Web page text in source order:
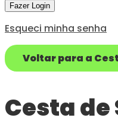
Fazer Login
Esqueci minha senha
Voltar para a
Cesta